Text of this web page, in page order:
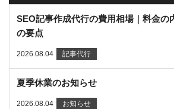
SEO記事作成代行の費用相場｜料金の
の要点
2026.08.04 記事代行
夏季休業のお知らせ
2026.08.04 お知らせ